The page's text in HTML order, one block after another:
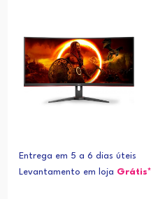
Entrega em 5 a 6 dias úteis
Levantamento em loja Grátis*